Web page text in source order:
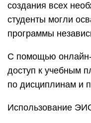
создания всех
студенты могли
программы
С помощью
доступ к учебным
по дисциплинам и
Использование